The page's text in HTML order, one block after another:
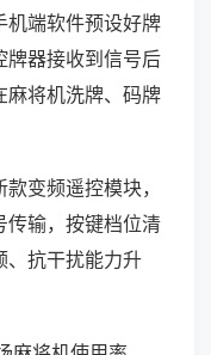
机端软件预设好牌
牌器接收到信号后
麻将机洗牌、码牌
变频遥控模块，
传输，按键档位清
、抗干扰能力升